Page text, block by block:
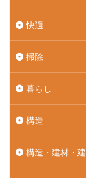
快適
掃除
暮らし
構造
構造・建材・